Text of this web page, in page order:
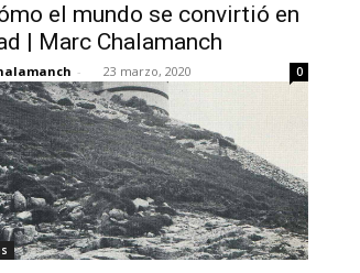
el mundo se convirtió en
| Marc Chalamanch
- 23 marzo, 2020 0